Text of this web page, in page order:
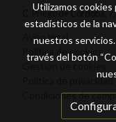
C. Priego de Córdoba,
Aviso legal
Política de cookies
Política de privacidad
Condiciones de
Utilizamos
estadísticos de la
nuestros
través del botón